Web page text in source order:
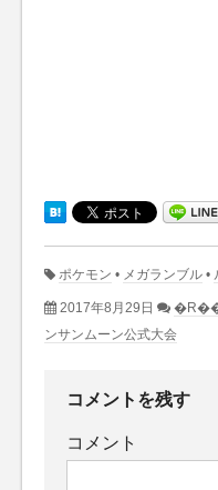
ポケモン • メガランブル •
2017年8月29日
ンサンムーン公式大会
コメントを残す
コメント